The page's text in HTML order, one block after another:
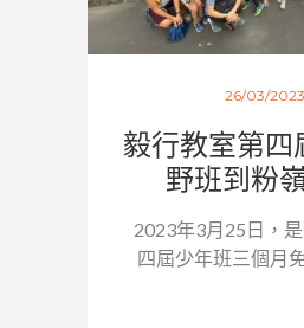
26/03/2023
毅行教室第四
野班到粉
2023年3月25日，
四屆少年班三個月